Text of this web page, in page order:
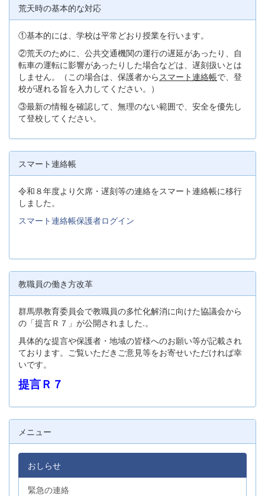
荒天時の基本的な対応
①基本的には、学校は平常どおり授業を行います。
②荒天のために、公共交通機関の運行の遅延があったり、自
転車の運転に影響があったりした場合などは、遅刻扱いとは
しません。（この場合は、保護者から スマート連絡帳で、登
校が遅れる旨を入力してください。）
③最新の情報を確認して、無理のない範囲で、安全を優先し
て登校してください。
スマート連絡帳
令和８年度より欠席・遅刻等の連絡をスマート連絡帳に移行
しました。
スマート連絡帳保護者ログイン
教職員の働き方改革
群馬県教育委員会で教職員の多忙化解消に向けた協議会から
の「提言Ｒ７」が公開されました.。
具体的な提言や保護者・地域の皆様へのお願い等が記載され
ております。ご覧いただきご意見等をお寄せいただければ幸
いです。
提言Ｒ７
メニュー
おしらせ
緊急の連絡